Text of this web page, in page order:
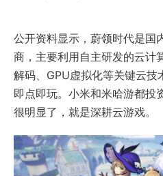
公开资料显示，蔚领时代是国
商，主要利用自主研发的云计
解码、GPU虚拟化等关键云技
即点即玩。小米和米哈游都投
很明显了，就是深耕云游戏。